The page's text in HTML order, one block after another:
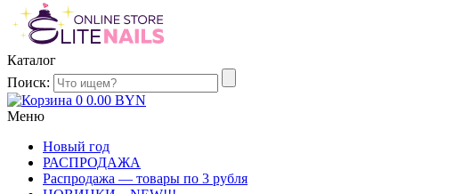
Каталог
Поиск:
0 0.00 BYN
Меню
Новый год
РАСПРОДАЖА
Распродажа — товары по 3 рубля